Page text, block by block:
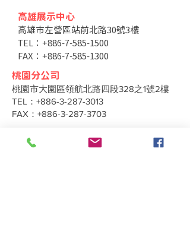
高雄展示中心
高雄市左營區站前北路30號3樓
TEL：+886-7-585-1500
FAX：+886-7-585-1300
桃園分公司
桃園市大園區領航北路四段328之1號2樓
TEL：+886-3-287-3013
FAX：+886-3-287-3703
台中市北區太原路二段66號3樓